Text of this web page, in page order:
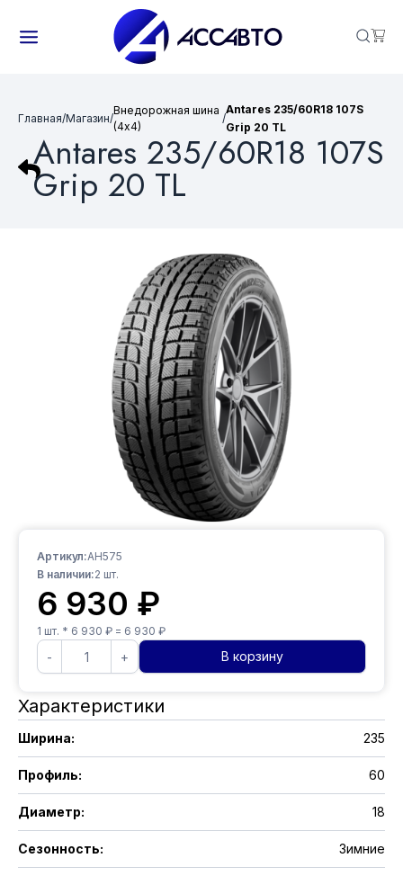
Главная/Магазин/
Внедорожная шина
(4х4)
/
Antares 235/60R18 107S
Grip 20 TL
Antares 235/60R18 107S
Grip 20 TL
Характеристики
Ширина: 235
Профиль: 60
Диаметр: 18
Сезонность: Зимние
Артикул:AH575
В наличии:2 шт.
6 930 ₽
1 шт. * 6 930 ₽ = 6 930 ₽
- + В корзину